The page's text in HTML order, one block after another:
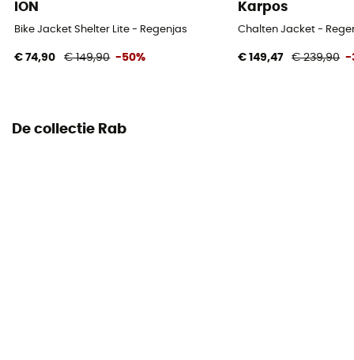
ION
Bike Jacket Shelter Lite - Regenjas
€ 74,90 € 149,90 -50%
Karpos
Chalten Jacket -
€ 149,47 € 239,90 -
De collectie Rab